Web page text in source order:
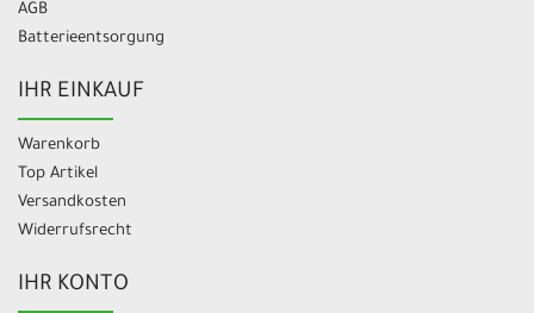
AGB
Batterieentsorgung
IHR EINKAUF
Warenkorb
Top Artikel
Versandkosten
Widerrufsrecht
IHR KONTO